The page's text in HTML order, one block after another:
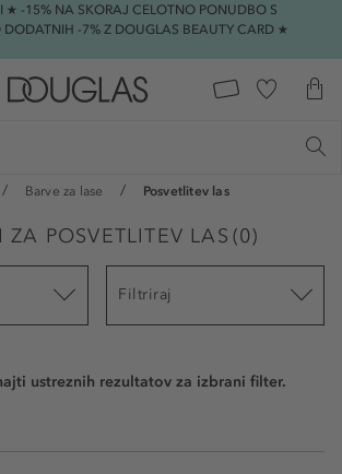
★ -15% NA SKORAJ CELOTNO PONUDBO S
-7% Z DOUGLAS BEAUTY CARD ★
Barve za lase Posvetlitev las
ZA POSVETLITEV LAS (0)
Filtriraj
ustreznih rezultatov za izbrani filter.